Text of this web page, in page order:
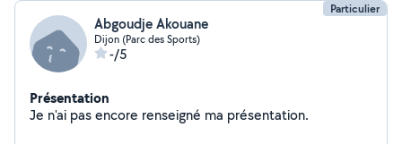
Particulier
Abgoudje Akouane
Dijon (Parc des Sports)
-/5
Présentation
Je n'ai pas encore renseigné ma présentation.